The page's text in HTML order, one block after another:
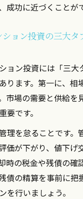
礎
ス契約が不動産売
態の違いが投資マン
効果
ーム売却できない理
る
ス解約時の売却戦
成功に近づくことが
ョン投資の三大タ
ョン投資には「三大
ります。第一に、相
市場の需要と供給を
要です。
理を怠ることです。
価が下がり、値下げ
時の税金や残債の確
債の精算を事前に把
を行いましょう。